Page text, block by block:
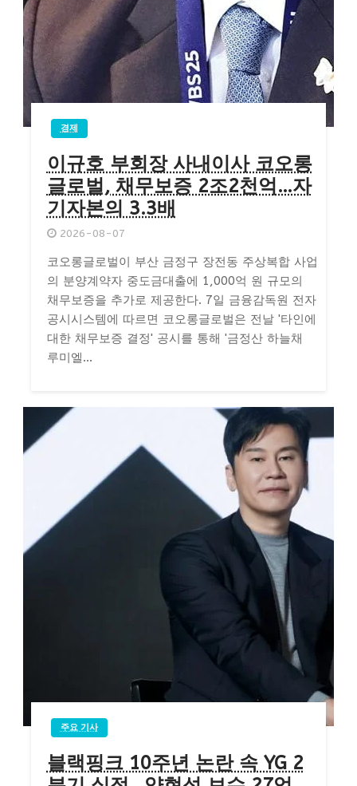
경제
이규호 부회장 사내이사 코오롱
글로벌, 채무보증 2조2천억…자
기자본의 3.3배
2026-08-07
코오롱글로벌이 부산 금정구 장전동 주상복합 사업
의 분양계약자 중도금대출에 1,000억 원 규모의
채무보증을 추가로 제공한다. 7일 금융감독원 전자
공시시스템에 따르면 코오롱글로벌은 전날 '타인에
대한 채무보증 결정' 공시를 통해 '금정산 하늘채
루미엘...
주요 기사
블랙핑크 10주년 논란 속 YG 2